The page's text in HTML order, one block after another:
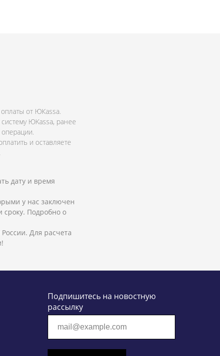
от ЮКassa.
ЮKassa, ранее
и оставляете
дату и время
у нас заключен
Подробно о
Для расчета
Подпишитесь на новостную
рассылку
mail@example.com